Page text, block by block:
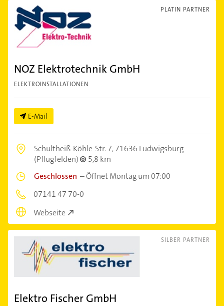
PLATIN PARTNER
NOZ Elektrotechnik GmbH
ELEKTROINSTALLATIONEN
E-Mail
Schultheiß-Köhle-Str. 7,71636 Ludwigsburg
(Pflugfelden)
5,8 km
Geschlossen –Öffnet Montag um 07:00
07141 47 70-0
Webseite
SILBER PARTNER
Elektro Fischer GmbH